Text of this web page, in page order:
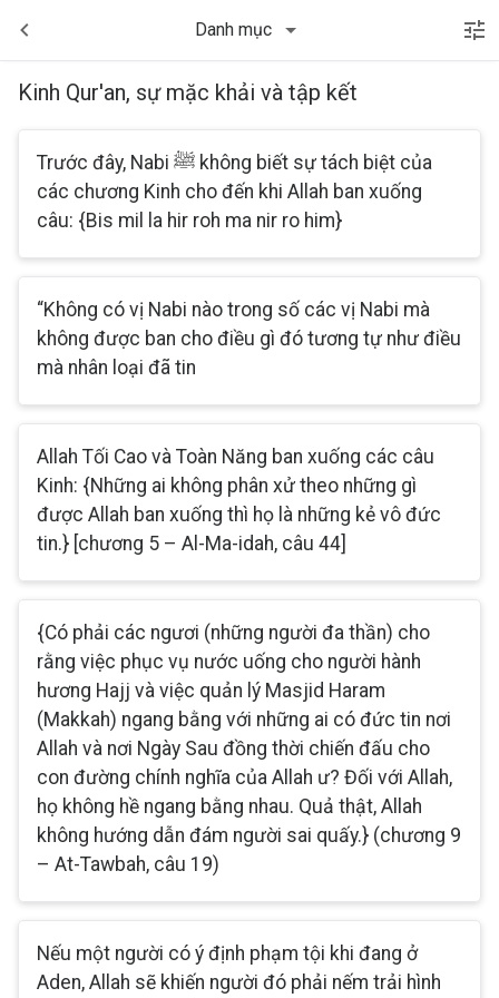
Danh mục
Kinh Qur'an, sự mặc khải và tập kết
Trước đây, Nabi ﷺ không biết sự tách biệt của
các chương Kinh cho đến khi Allah ban xuống
câu: {Bis mil la hir roh ma nir ro him}
“Không có vị Nabi nào trong số các vị Nabi mà
không được ban cho điều gì đó tương tự như điều
mà nhân loại đã tin
Allah Tối Cao và Toàn Năng ban xuống các câu
Kinh: {Những ai không phân xử theo những gì
được Allah ban xuống thì họ là những kẻ vô đức
tin.} [chương 5 – Al-Ma-idah, câu 44]
{Có phải các ngươi (những người đa thần) cho
rằng việc phục vụ nước uống cho người hành
hương Hajj và việc quản lý Masjid Haram
(Makkah) ngang bằng với những ai có đức tin nơi
Allah và nơi Ngày Sau đồng thời chiến đấu cho
con đường chính nghĩa của Allah ư? Đối với Allah,
họ không hề ngang bằng nhau. Quả thật, Allah
không hướng dẫn đám người sai quấy.} (chương 9
– At-Tawbah, câu 19)
Nếu một người có ý định phạm tội khi đang ở
Aden, Allah sẽ khiến người đó phải nếm trải hình